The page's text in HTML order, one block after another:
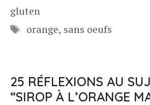
gluten
Étiquettes
orange, sans oeufs
25 RÉFLEXIONS AU
“SIROP À L’ORANGE